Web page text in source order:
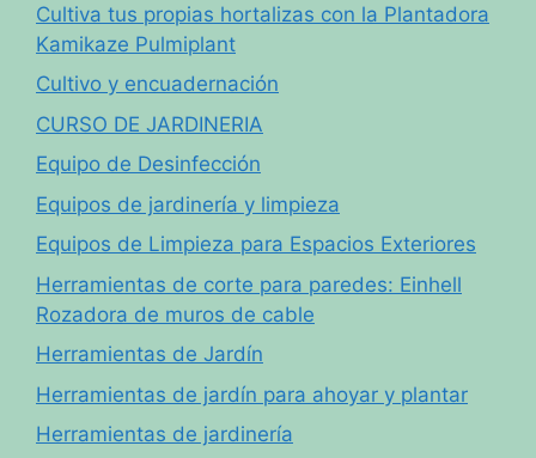
Cultiva tus propias hortalizas con la Plantadora
Kamikaze Pulmiplant
Cultivo y encuadernación
CURSO DE JARDINERIA
Equipo de Desinfección
Equipos de jardinería y limpieza
Equipos de Limpieza para Espacios Exteriores
Herramientas de corte para paredes: Einhell
Rozadora de muros de cable
Herramientas de Jardín
Herramientas de jardín para ahoyar y plantar
Herramientas de jardinería